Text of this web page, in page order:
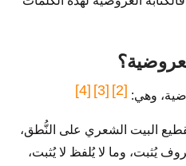
وهي: [2]
[3]
[4]
البيت الشعري على النُّطق،
يُثبت، وما لا يُلفظ لا يُثبت،